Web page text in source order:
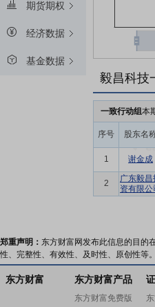
期货期权
经济数据
基金数据
毅昌科技
一致行动组本
序号 股东名
1 谢金成
2
广东毅昌
资有限公
郑重声明： 东方财富网发布此信息的目的
性、完整性、有效性、及时性、原创性等
东方财富 东方财富产品
东方财富免费版